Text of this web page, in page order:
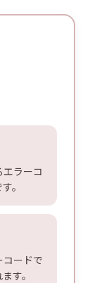
ラーコ
。
コードで
す。